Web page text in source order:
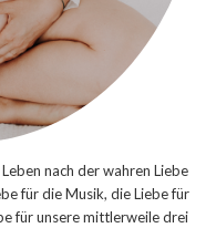
nach der wahren Liebe
für die Musik, die Liebe für
für unsere mittlerweile drei